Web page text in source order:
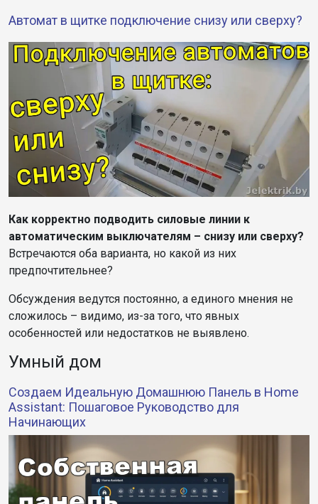
Автомат в щитке подключение снизу или сверху?
Как корректно подводить силовые линии к
автоматическим выключателям – снизу или сверху?
Встречаются оба варианта, но какой из них
предпочтительнее?
Обсуждения ведутся постоянно, а единого мнения не
сложилось – видимо, из-за того, что явных
особенностей или недостатков не выявлено.
Умный дом
Создаем Идеальную Домашнюю Панель в Home
Assistant: Пошаговое Руководство для
Начинающих